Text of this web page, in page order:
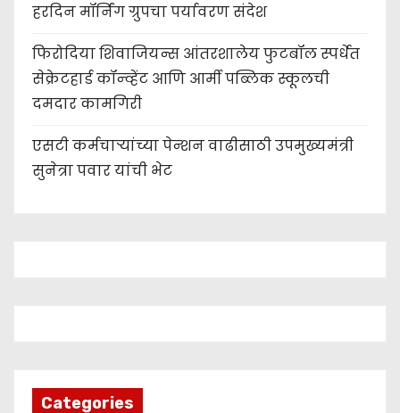
हरदिन मॉर्निंग ग्रुपचा पर्यावरण संदेश
फिरोदिया शिवाजियन्स आंतरशालेय फुटबॉल स्पर्धेत
सेक्रेटहार्ड कॉन्व्हेंट आणि आर्मी पब्लिक स्कूलची
दमदार कामगिरी
एसटी कर्मचाऱ्यांच्या पेन्शन वाढीसाठी उपमुख्यमंत्री
सुनेत्रा पवार यांची भेट
Categories